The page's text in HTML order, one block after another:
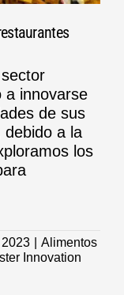
a innovarse
de sus
a la
los
Alimentos
Innovation